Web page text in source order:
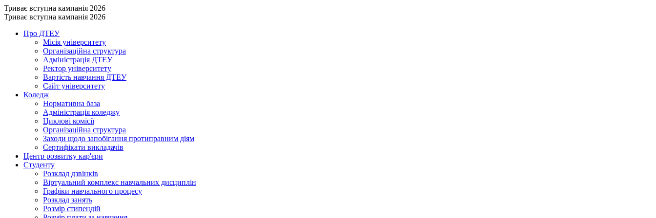
Триває вступна кампанія 2026
Триває вступна кампанія 2026
Про ДТЕУ
Місія університету
Організаційна структура
Адміністрація ДТЕУ
Ректор університету
Вартість навчання ДТЕУ
Сайт університету
Коледж
Нормативна база
Адміністрація коледжу
Циклові комісії
Організаційна структура
Заходи щодо запобігання протиправним діям
Сертифікати викладачів
Центр розвитку кар'єри
Студенту
Розклад дзвінків
Віртуальний комплекс навчальних дисциплін
Графіки навчального процесу
Розклад занять
Розмір стипендій